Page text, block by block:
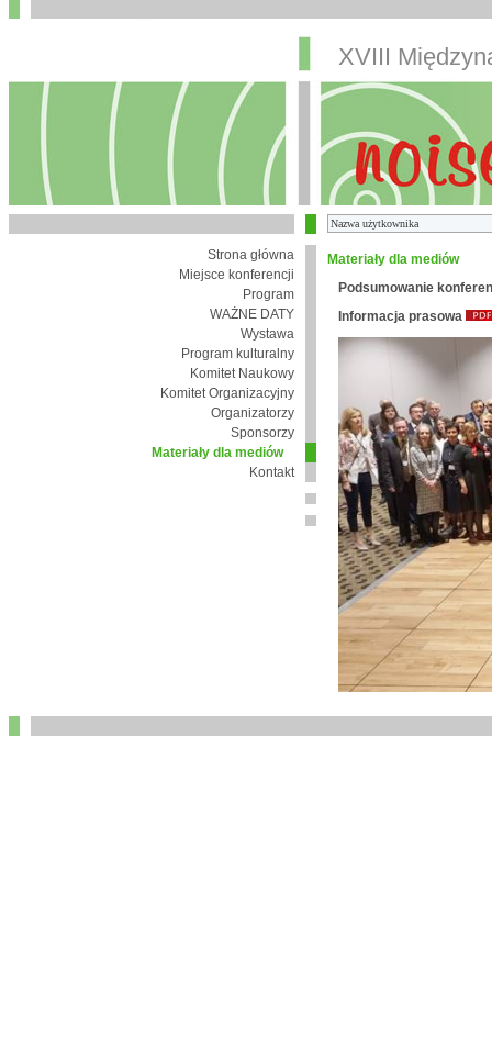
XVIII
Strona główna
Miejsce konferencji
Program
WAŻNE DATY
Wystawa
Program kulturalny
Komitet Naukowy
Komitet Organizacyjny
Organizatorzy
Sponsorzy
Materiały dla mediów
Kontakt
Materiały dla mediów
Podsumowanie
Informacja prasowa